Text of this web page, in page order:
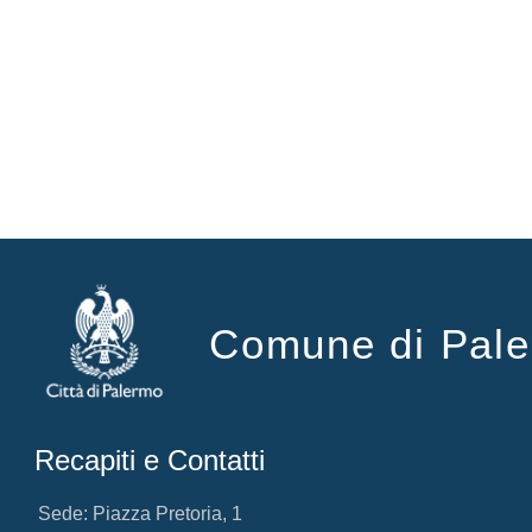
Comune di
Recapiti e Contatti
Sede: Piazza Pretoria, 1